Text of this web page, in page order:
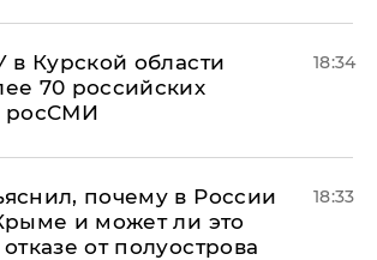
в Курской области
70 российских
росСМИ
18:34
почему в России
и может ли это
от полуострова
18:33